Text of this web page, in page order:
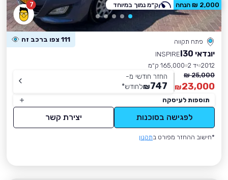
7
פתח תקווה 111 צפו ברכב זה
יונדאי I30
INSPIRE
2012 יד 2
165,000 ק״מ
25,000 ₪
23,000
₪
החזר חודשי מ-
747
₪לחודש*
תוספות לעיסקה
לפגישה בסוכנות יצירת קשר
*חישוב ההחזר מפורט בתקנון
2,000 ₪ הנחה ק״מ נמוך במיוחד